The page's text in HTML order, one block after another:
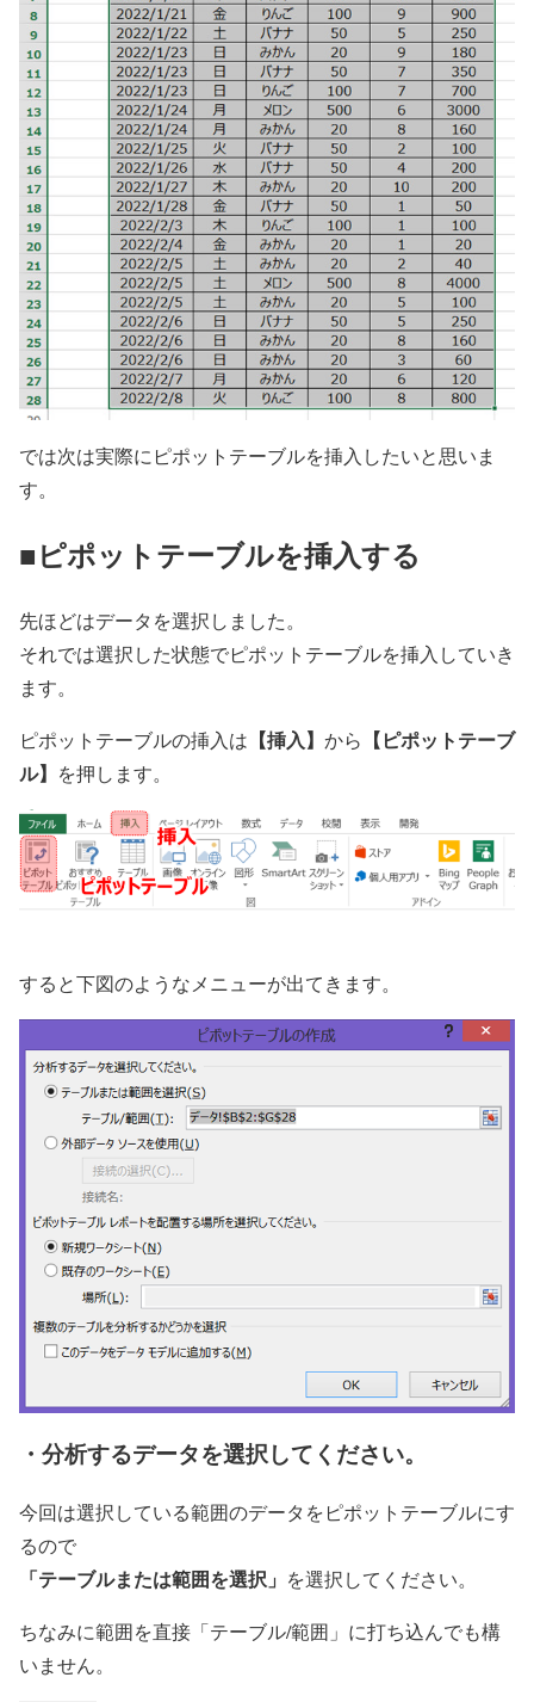
では次は実際にピポットテーブルを挿入したいと思いま
す。
■ピポットテーブルを挿入する
先ほどはデータを選択しました。
それでは選択した状態でピポットテーブルを挿入していき
ます。
ピポットテーブルの挿入は 【挿入】 から 【ピポットテーブ
ル】 を押します。
すると下図のようなメニューが出てきます。
・分析するデータを選択してください。
今回は選択している範囲のデータをピポットテーブルにす
るので
「テーブルまたは範囲を選択」 を選択してください。
ちなみに範囲を直接「テーブル/範囲」に打ち込んでも構
いません。